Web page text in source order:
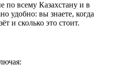
по всему Казахстану и в
удобно: вы знаете, когда
и сколько это стоит.